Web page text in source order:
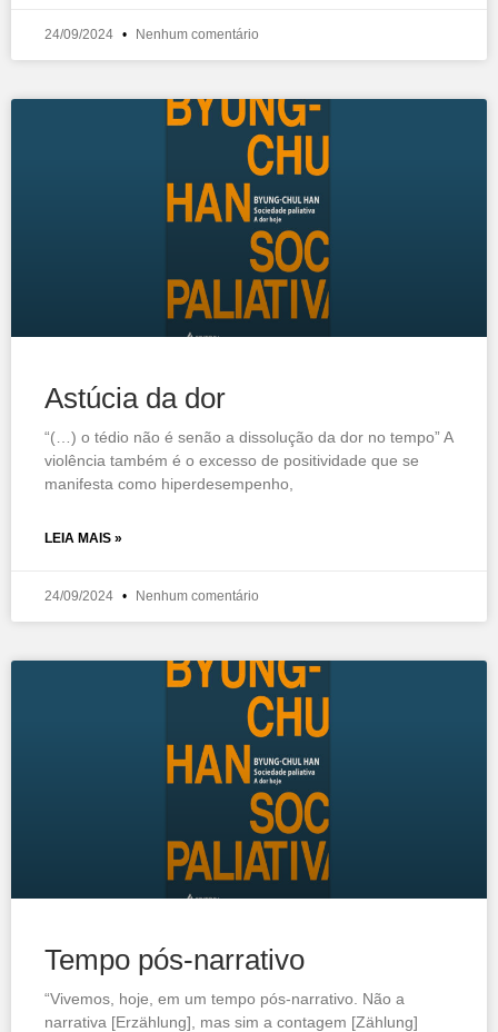
24/09/2024 Nenhum comentário
Astúcia da dor
“(…) o tédio não é senão a dissolução da dor no tempo” A
violência também é o excesso de positividade que se
manifesta como hiperdesempenho,
LEIA MAIS »
24/09/2024 Nenhum comentário
Tempo pós-narrativo
“Vivemos, hoje, em um tempo pós-narrativo. Não a
narrativa [Erzählung], mas sim a contagem [Zählung]